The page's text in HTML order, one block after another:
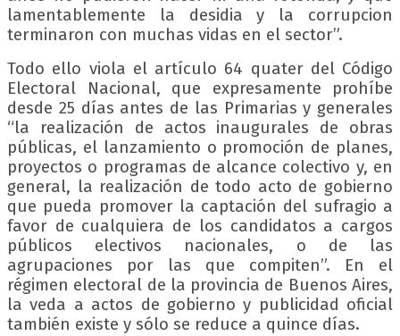
lamentablemente la desidia y la corrupcion
terminaron con muchas vidas en el sector”.
Todo ello viola el artículo 64 quater del Código
Electoral Nacional, que expresamente prohíbe
desde 25 días antes de las Primarias y generales
“la realización de actos inaugurales de obras
públicas, el lanzamiento o promoción de planes,
proyectos o programas de alcance colectivo y, en
general, la realización de todo acto de gobierno
que pueda promover la captación del sufragio a
favor de cualquiera de los candidatos a cargos
públicos electivos nacionales, o de las
agrupaciones por las que compiten”. En el
régimen electoral de la provincia de Buenos Aires,
la veda a actos de gobierno y publicidad oficial
también existe y sólo se reduce a quince días.